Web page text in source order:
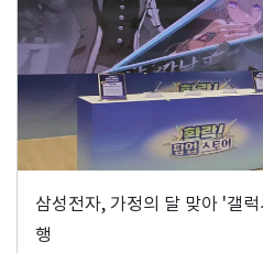
삼성전자, 가정의 달 맞아 '갤
행